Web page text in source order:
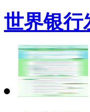
世界银行